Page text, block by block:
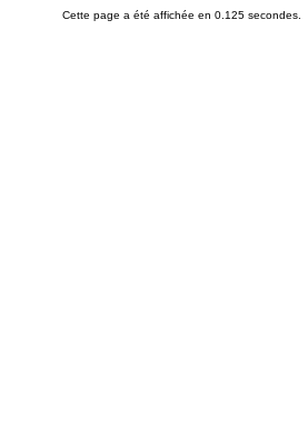
Cette page a été affichée en 0.125 secondes.